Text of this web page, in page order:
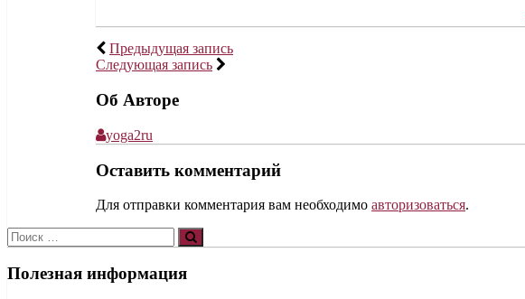
Предыдущая запись
Следующая запись
Об Авторе
yoga2ru
Оставить комментарий
Для отправки комментария вам необходимо авторизоваться.
Полезная информация